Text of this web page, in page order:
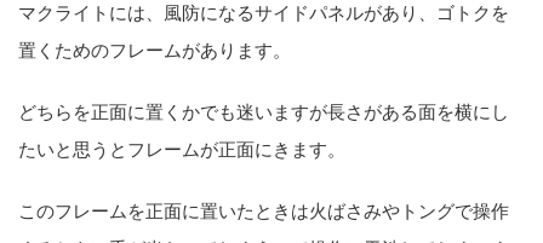
マクライトには、風防になるサイドパネルがあり、ゴトクを
置くためのフレームがあります。
どちらを正面に置くかでも迷いますが長さがある面を横にし
たいと思うとフレームが正面にきます。
このフレームを正面に置いたときは火ばさみやトングで操作